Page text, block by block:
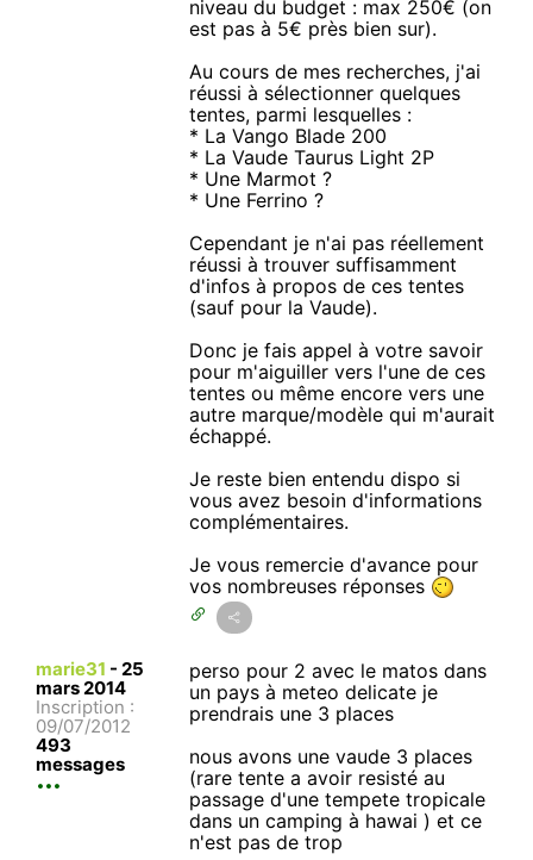
niveau du budget : max 250€ (on
est pas à 5€ près bien sur).
Au cours de mes recherches, j'ai
réussi à sélectionner quelques
tentes, parmi lesquelles :
* La Vango Blade 200
* La Vaude Taurus Light 2P
* Une Marmot ?
* Une Ferrino ?
Cependant je n'ai pas réellement
réussi à trouver suffisamment
d'infos à propos de ces tentes
(sauf pour la Vaude).
Donc je fais appel à votre savoir
pour m'aiguiller vers l'une de ces
tentes ou même encore vers une
autre marque/modèle qui m'aurait
échappé.
Je reste bien entendu dispo si
vous avez besoin d'informations
complémentaires.
Je vous remercie d'avance pour
vos nombreuses réponses
marie31 - 25
mars 2014
Inscription :
09/07/2012
493
messages
perso pour 2 avec le matos dans
un pays à meteo delicate je
prendrais une 3 places
nous avons une vaude 3 places
(rare tente a avoir resisté au
passage d'une tempete tropicale
dans un camping à hawai ) et ce
n'est pas de trop